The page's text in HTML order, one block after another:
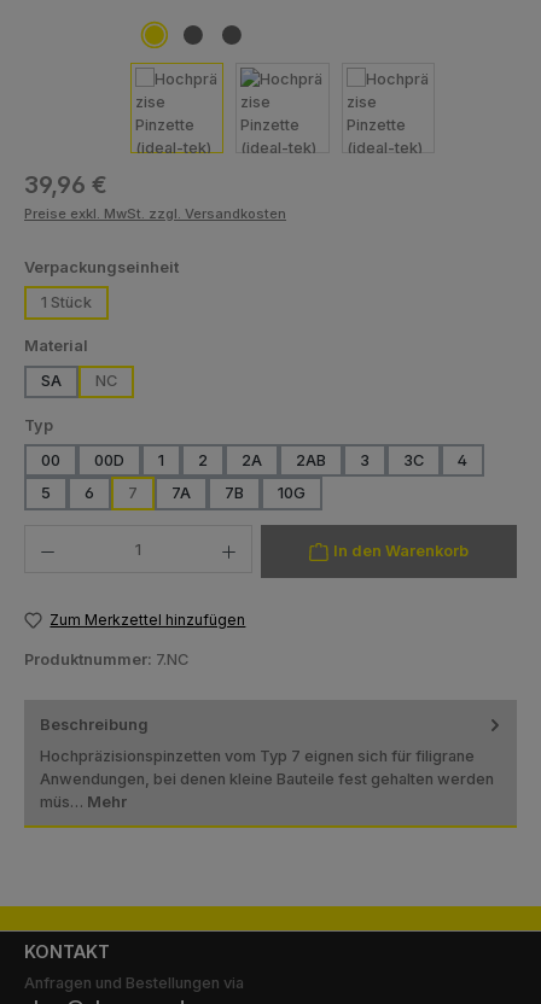
Regulärer Preis:
39,96 €
Preise exkl. MwSt. zzgl. Versandkosten
Verpackungseinheitauswählen
1 Stück
Material
SA
NC
Typauswählen
00
(Diese Option ist zurzeit nicht verfügbar.)
00D
(Diese Option ist zurzeit nicht verfügbar.)
1
(Diese Option ist zurzeit nicht verfügbar.)
2 2A 2AB
(Diese Option ist zurzeit nicht
3 3C
4
5
6
(Diese Option ist zurzeit nicht verfügbar.)
7 7A
(Diese Option ist zurzeit nicht verfügbar.)
7B
(Diese Option ist zurzeit nicht verfügbar.)
10G
(Diese Option ist zurzeit nicht
In den Warenkorb
Zum Merkzettel hinzufügen
Produktnummer: 7.NC
Beschreibung
Hochpräzisionspinzetten vom Typ 7 eignen sich für filigrane
Anwendungen, bei denen kleine Bauteile fest gehalten werden
müs… Mehr
KONTAKT
Anfragen und Bestellungen via